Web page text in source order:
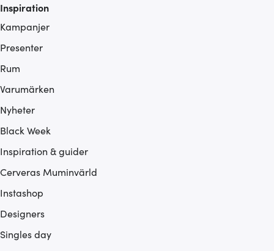
Inspiration
Kampanjer
Presenter
Rum
Varumärken
Nyheter
Black Week
Inspiration & guider
Cerveras Muminvärld
Instashop
Designers
Singles day